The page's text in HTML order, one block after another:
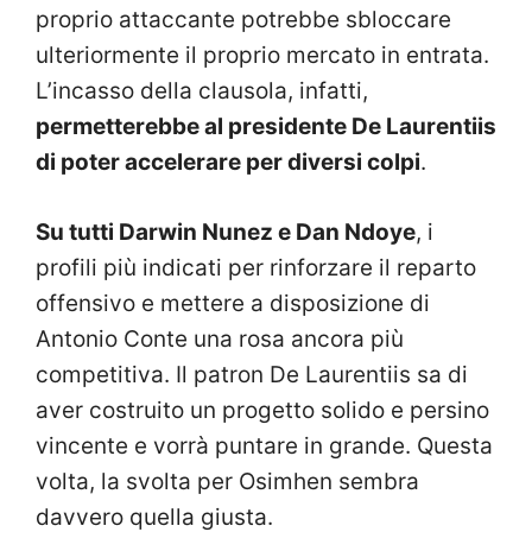
proprio attaccante potrebbe sbloccare
ulteriormente il proprio mercato in entrata.
L’incasso della clausola, infatti,
permetterebbe al presidente De Laurentiis
di poter accelerare per diversi colpi.
Su tutti Darwin Nunez e Dan Ndoye, i
profili più indicati per rinforzare il reparto
offensivo e mettere a disposizione di
Antonio Conte una rosa ancora più
competitiva. Il patron De Laurentiis sa di
aver costruito un progetto solido e persino
vincente e vorrà puntare in grande. Questa
volta, la svolta per Osimhen sembra
davvero quella giusta.